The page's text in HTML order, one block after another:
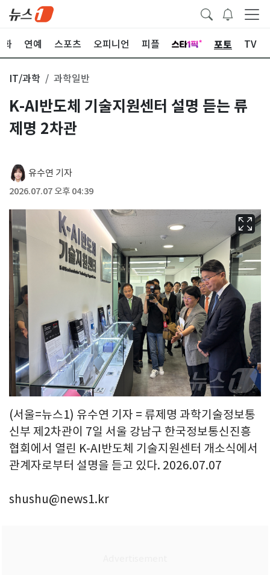
화 연예 스포츠 오피니언 피플 포토 TV
IT/과학 과학일반
K-AI반도체 기술지원센터 설명 듣는 류
제명 2차관
유수연 기자
2026.07.07 오후 04:39
(서울=뉴스1) 유수연 기자 = 류제명 과학기술정보통
신부 제2차관이 7일 서울 강남구 한국정보통신진흥
협회에서 열린 K-AI반도체 기술지원센터 개소식에서
관계자로부터 설명을 듣고 있다. 2026.07.07
shushu@news1.kr